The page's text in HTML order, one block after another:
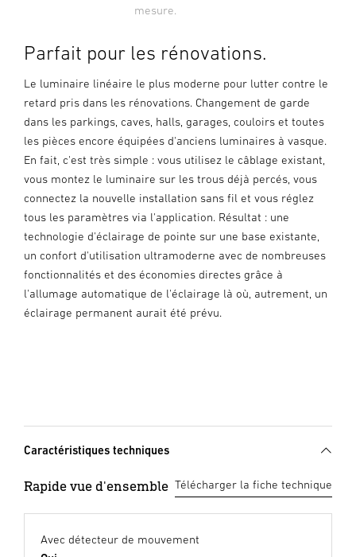
mesure.
Parfait pour les rénovations.
Le luminaire linéaire le plus moderne pour lutter contre le
retard pris dans les rénovations. Changement de garde
dans les parkings, caves, halls, garages, couloirs et toutes
les pièces encore équipées d'anciens luminaires à vasque.
En fait, c'est très simple : vous utilisez le câblage existant,
vous montez le luminaire sur les trous déjà percés, vous
connectez la nouvelle installation sans fil et vous réglez
tous les paramètres via l'application. Résultat : une
technologie d'éclairage de pointe sur une base existante,
un confort d'utilisation ultramoderne avec de nombreuses
fonctionnalités et des économies directes grâce à
l'allumage automatique de l'éclairage là où, autrement, un
éclairage permanent aurait été prévu.
Caractéristiques techniques
Rapide vue d'ensemble Télécharger la fiche technique
Avec détecteur de mouvement